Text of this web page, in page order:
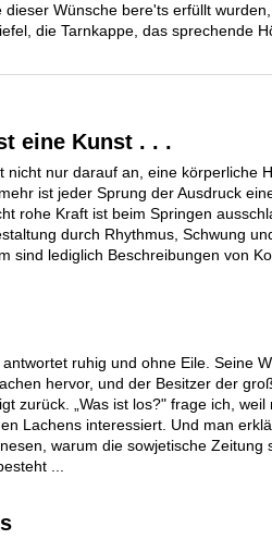
dieser Wünsche bere'ts erfüllt
die Tarnkappe, das sprechende
eine Kunst . . .
nicht nur darauf an, eine körperliche
ist jeder Sprung der Ausdruck
rohe Kraft ist beim Springen
durch Rhythmus, Schwung
sind lediglich Beschreibungen von
ruhig und ohne Eile. Seine
hervor, und der Besitzer der
zurück. „Was ist los?" frage ich, weil
Lachens interessiert. Und man
warum die sowjetische Zeitung
...